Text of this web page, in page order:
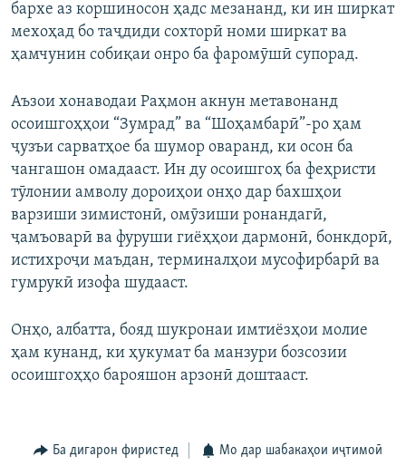
бархе аз коршиносон ҳадс мезананд, ки ин ширкат
мехоҳад бо таҷдиди сохторӣ номи ширкат ва
ҳамчунин собиқаи онро ба фаромӯшӣ супорад.
Аъзои хонаводаи Раҳмон акнун метавонанд
осоишгоҳҳои “Зумрад” ва “Шоҳамбарӣ”-ро ҳам
ҷузъи сарватҳое ба шумор оваранд, ки осон ба
чангашон омадааст. Ин ду осоишгоҳ ба феҳристи
тӯлонии амволу дороиҳои онҳо дар бахшҳои
варзиши зимистонӣ, омӯзиши ронандагӣ,
ҷамъоварӣ ва фуруши гиёҳҳои дармонӣ, бонкдорӣ,
истихроҷи маъдан, терминалҳои мусофирбарӣ ва
гумрукӣ изофа шудааст.
Онҳо, албатта, бояд шукронаи имтиёзҳои молие
ҳам кунанд, ки ҳукумат ба манзури бозсозии
осоишгоҳҳо барояшон арзонӣ доштааст.
Ба дигарон фиристед Мо дар шабакаҳои иҷтимоӣ